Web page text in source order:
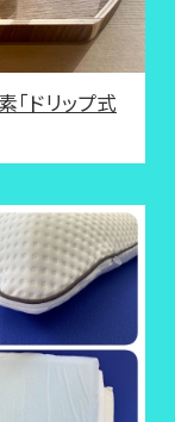
「ドリップ式